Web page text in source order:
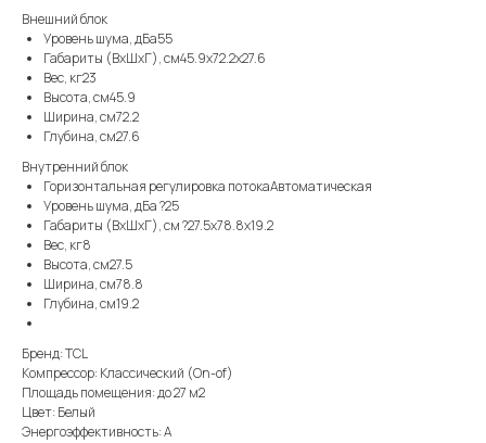
Внешний блок
Уровень шума, дБа55
Габариты (ВхШхГ), см45.9x72.2x27.6
Вес, кг23
Высота, см45.9
Ширина, см72.2
Глубина, см27.6
Внутренний блок
Горизонтальная регулировка потокаАвтоматическая
Уровень шума, дБа ?25
Габариты (ВхШхГ), см ?27.5x78.8x19.2
Вес, кг8
Высота, см27.5
Ширина, см78.8
Глубина, см19.2
Бренд: TCL
Компрессор: Классический (On-of)
Площадь помещения: до 27 м2
Цвет: Белый
Энергоэффективность: А